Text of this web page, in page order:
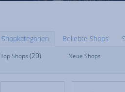
Shopkategorien Beliebte Shops
Top Shops
Apotheken
Top Shops (20) Neue Shops